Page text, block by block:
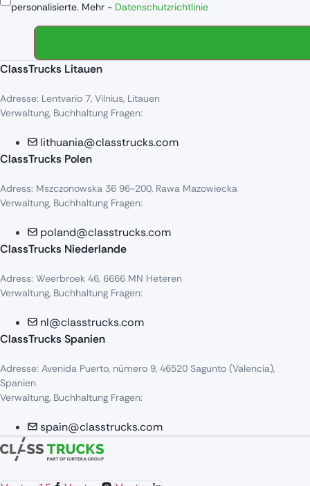
personalisierte. Mehr - Datenschutzrichtlinie
ClassTrucks Litauen
Adresse: Lentvario 7, Vilnius, Litauen
Verwaltung, Buchhaltung Fragen:
lithuania@classtrucks.com
ClassTrucks Polen
Adress: Mszczonowska 36 96-200, Rawa Mazowiecka
Verwaltung, Buchhaltung Fragen:
poland@classtrucks.com
ClassTrucks Niederlande​
Adress: Weerbroek 46, 6666 MN Heteren
Verwaltung, Buchhaltung Fragen:
nl@classtrucks.com
ClassTrucks Spanien
Adresse: Avenida Puerto, número 9, 46520 Sagunto (Valencia),
Spanien
Verwaltung, Buchhaltung Fragen:
spain@classtrucks.com